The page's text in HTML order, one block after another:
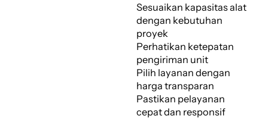
Sesuaikan kapasitas alat
dengan kebutuhan
proyek
Perhatikan ketepatan
pengiriman unit
Pilih layanan dengan
harga transparan
Pastikan pelayanan
cepat dan responsif